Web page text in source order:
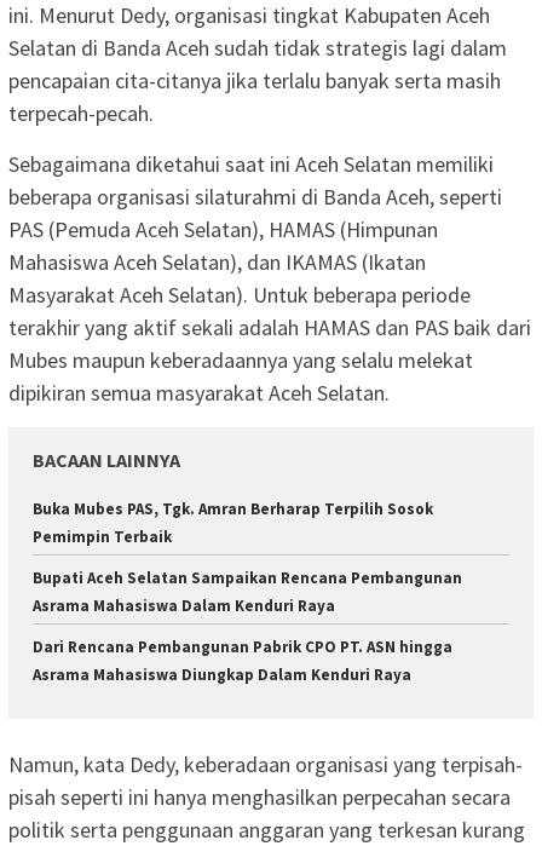
ini. Menurut Dedy, organisasi tingkat Kabupaten Aceh
Selatan di Banda Aceh sudah tidak strategis lagi dalam
pencapaian cita-citanya jika terlalu banyak serta masih
terpecah-pecah.
Sebagaimana diketahui saat ini Aceh Selatan memiliki
beberapa organisasi silaturahmi di Banda Aceh, seperti
PAS (Pemuda Aceh Selatan), HAMAS (Himpunan
Mahasiswa Aceh Selatan), dan IKAMAS (Ikatan
Masyarakat Aceh Selatan). Untuk beberapa periode
terakhir yang aktif sekali adalah HAMAS dan PAS baik dari
Mubes maupun keberadaannya yang selalu melekat
dipikiran semua masyarakat Aceh Selatan.
BACAAN LAINNYA
Buka Mubes PAS, Tgk. Amran Berharap Terpilih Sosok
Pemimpin Terbaik
Bupati Aceh Selatan Sampaikan Rencana Pembangunan
Asrama Mahasiswa Dalam Kenduri Raya
Dari Rencana Pembangunan Pabrik CPO PT. ASN hingga
Asrama Mahasiswa Diungkap Dalam Kenduri Raya
Namun, kata Dedy, keberadaan organisasi yang terpisah-
pisah seperti ini hanya menghasilkan perpecahan secara
politik serta penggunaan anggaran yang terkesan kurang